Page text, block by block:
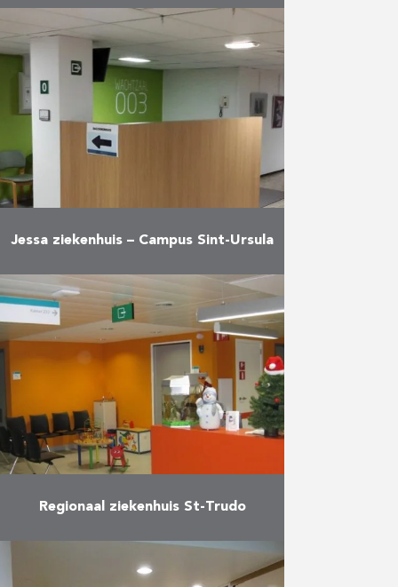
Verbouwing van het bestaande
museum en constructie van een
nieuwbouw.
Meer
Jessa ziekenhuis – Campus Sint-Ursula
Verbouwing van het dagziekenhuis
Meer
Regionaal ziekenhuis St-Trudo
Renovatie van het bestaande
ziekenhuis (o.a. de afdelingen